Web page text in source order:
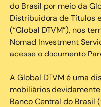
do Brasil por meio da
Distribuidora de Títulos
(“Global DTVM”), nos
Nomad Investment
acesse o documento
A Global DTVM é uma
mobiliários
Banco Central do Brasil